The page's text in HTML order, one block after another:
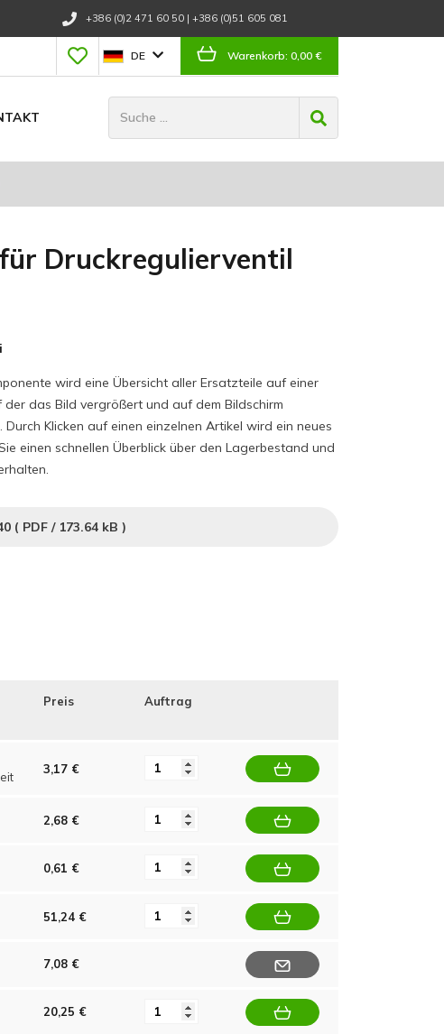
+386 (0)2 471 60 50 | +386 (0)51 605 081
DE Warenkorb: 0,00 €
Druckregulierventil
wird eine Übersicht aller Ersatzteile auf einer
das Bild vergrößert und auf dem Bildschirm
Klicken auf einen einzelnen Artikel wird ein neues
einen schnellen Überblick über den Lagerbestand und
( PDF / 173.64 kB )
Preis Auftrag
3,17 €
2,68 €
0,61 €
51,24 €
7,08 €
20,25 €